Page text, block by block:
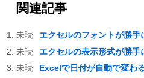
関連記事
エクセルのフォントが勝手
エクセルの表示形式が勝手
Excelで日付が自動で変わ